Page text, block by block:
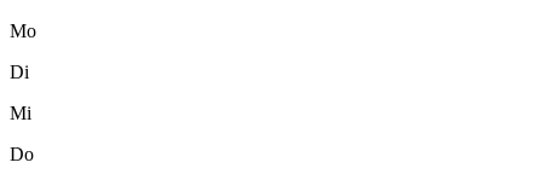
Mo
Di
Mi
Do